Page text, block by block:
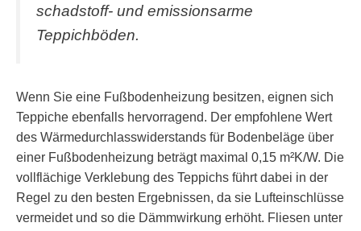
schadstoff- und emissionsarme
Teppichböden.
Wenn Sie eine Fußbodenheizung besitzen, eignen sich
Teppiche ebenfalls hervorragend. Der empfohlene Wert
des Wärmedurchlasswiderstands für Bodenbeläge über
einer Fußbodenheizung beträgt maximal 0,15 m²K/W. Die
vollflächige Verklebung des Teppichs führt dabei in der
Regel zu den besten Ergebnissen, da sie Lufteinschlüsse
vermeidet und so die Dämmwirkung erhöht. Fliesen unter